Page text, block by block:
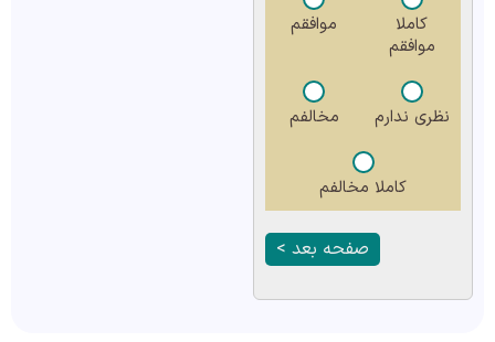
کاملا
موافقم
موافقم
نظری ندارم مخالفم
کاملا مخالفم
صفحه بعد >